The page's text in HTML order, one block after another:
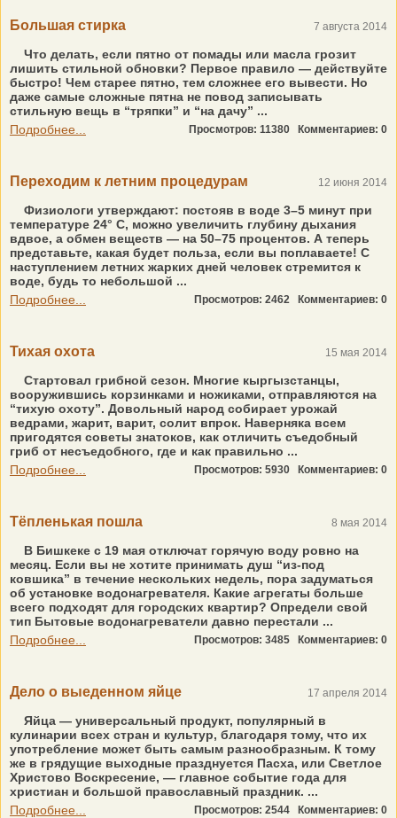
Большая стирка 7 августа 2014
Что делать, если пятно от помады или масла грозит
лишить стильной обновки? Первое правило — действуйте
быстро! Чем старее пятно, тем сложнее его вывести. Но
даже самые сложные пятна не повод записывать
стильную вещь в “тряпки” и “на дачу” ...
Подробнее...
Просмотров: 11380 Комментариев: 0
Переходим к летним процедурам 12 июня 2014
Физиологи утверждают: постояв в воде 3–5 минут при
температуре 24° C, можно увеличить глубину дыхания
вдвое, а обмен веществ — на 50–75 процентов. А теперь
представьте, какая будет польза, если вы поплаваете! С
наступлением летних жарких дней человек стремится к
воде, будь то небольшой ...
Подробнее...
Просмотров: 2462 Комментариев: 0
Тихая охота 15 мая 2014
Стартовал грибной сезон. Многие кыргызстанцы,
вооружившись корзинками и ножиками, отправляются на
“тихую охоту”. Довольный народ собирает урожай
ведрами, жарит, варит, солит впрок. Наверняка всем
пригодятся советы знатоков, как отличить съедобный
гриб от несъедобного, где и как правильно ...
Подробнее...
Просмотров: 5930 Комментариев: 0
Тёпленькая пошла 8 мая 2014
В Бишкеке с 19 мая отключат горячую воду ровно на
месяц. Если вы не хотите принимать душ “из-под
ковшика” в течение нескольких недель, пора задуматься
об установке водонагревателя. Какие агрегаты больше
всего подходят для городских квартир? Определи свой
тип Бытовые водонагреватели давно перестали ...
Подробнее...
Просмотров: 3485 Комментариев: 0
Дело о выеденном яйце 17 апреля 2014
Яйца — универсальный продукт, популярный в
кулинарии всех стран и культур, благодаря тому, что их
употребление может быть самым разнообразным. К тому
же в грядущие выходные празднуется Пасха, или Светлое
Христово Воскресение, — главное событие года для
христиан и большой православный праздник. ...
Подробнее...
Просмотров: 2544 Комментариев: 0